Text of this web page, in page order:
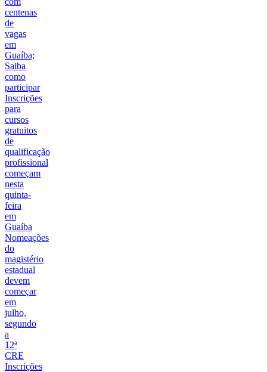
centenas
de
vagas
em
Guaíba;
Saiba
como
participar
Inscrições
para
cursos
gratuitos
de
qualificação
profissional
começam
nesta
quinta-
feira
em
Guaíba
Nomeações
do
magistério
estadual
devem
começar
em
julho,
segundo
a
12ª
CRE
Inscrições